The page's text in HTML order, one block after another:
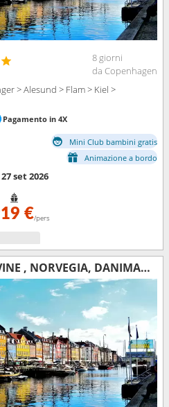
8 giorni
da Copenhagen
> Alesund > Flam > Kiel >
Pagamento in 4X
Mini Club bambini gratis
Animazione a bordo
set 2026
€/pers
GERMANIA, ISOLE MALVINE , NORVEGIA, DANIMARCA